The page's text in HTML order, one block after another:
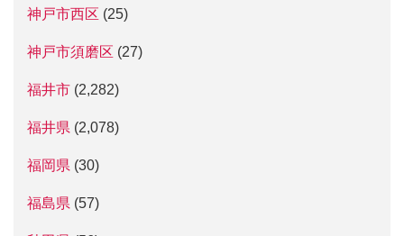
神戸市西区 (25)
神戸市須磨区 (27)
福井市 (2,282)
福井県 (2,078)
福岡県 (30)
福島県 (57)